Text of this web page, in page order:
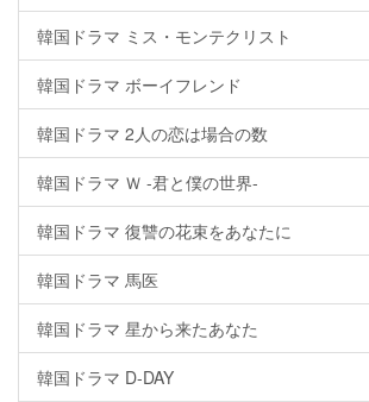
韓国ドラマ ミス・モンテクリスト
韓国ドラマ ボーイフレンド
韓国ドラマ 2人の恋は場合の数
韓国ドラマ Ｗ -君と僕の世界-
韓国ドラマ 復讐の花束をあなたに
韓国ドラマ 馬医
韓国ドラマ 星から来たあなた
韓国ドラマ D-DAY